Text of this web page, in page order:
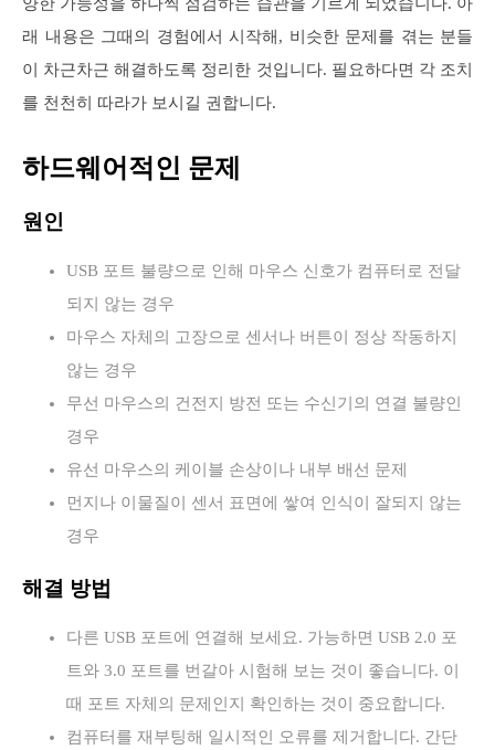
래 내용은 그때의 경험에서 시작해, 비슷한 문제를 겪는 분들
이 차근차근 해결하도록 정리한 것입니다. 필요하다면 각 조치
를 천천히 따라가 보시길 권합니다.
하드웨어적인 문제
원인
USB 포트 불량으로 인해 마우스 신호가 컴퓨터로 전달
되지 않는 경우
마우스 자체의 고장으로 센서나 버튼이 정상 작동하지
않는 경우
무선 마우스의 건전지 방전 또는 수신기의 연결 불량인
경우
유선 마우스의 케이블 손상이나 내부 배선 문제
먼지나 이물질이 센서 표면에 쌓여 인식이 잘되지 않는
경우
해결 방법
다른 USB 포트에 연결해 보세요. 가능하면 USB 2.0 포
트와 3.0 포트를 번갈아 시험해 보는 것이 좋습니다. 이
때 포트 자체의 문제인지 확인하는 것이 중요합니다.
컴퓨터를 재부팅해 일시적인 오류를 제거합니다. 간단